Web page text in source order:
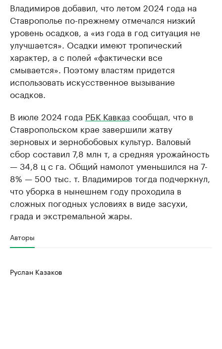
Владимиров добавил, что летом 2024 года на
Ставрополье по-прежнему отмечался низкий
уровень осадков, а «из года в год ситуация не
улучшается». Осадки имеют тропический
характер, а с полей «фактически все
смывается». Поэтому властям придется
использовать искусственное вызывание
осадков.
В июле 2024 года РБК Кавказсообщал, что в
Ставропольском крае завершили жатву
зерновых и зернобобовых культур. Валовый
сбор составил 7,8 млн т, а средняя урожайность
— 34,8 ц с га. Общий намолот уменьшился на 7-
8% — 500 тыс. т. Владимиров тогда подчеркнул,
что уборка в нынешнем году проходила в
сложных погодных условиях в виде засухи,
града и экстремальной жары.
Авторы
Руслан Казаков